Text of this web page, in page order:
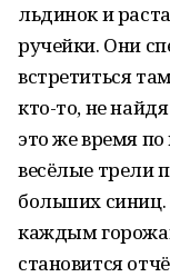
льдинок и
ручейки. Они
встретиться
кто-то, не
это же время
весёлые трели
больших синиц.
каждым
становится